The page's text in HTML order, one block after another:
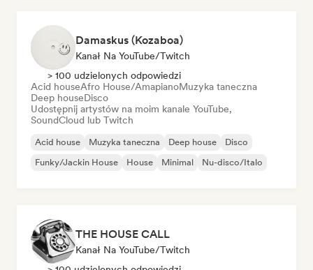
Damaskus (Kozaboa)
Kanał Na YouTube/Twitch
> 100 udzielonych odpowiedzi
Acid houseAfro House/AmapianoMuzyka taneczna
Deep houseDisco
Udostępnij artystów na moim kanale YouTube,
SoundCloud lub Twitch
Acid house Muzyka taneczna Deep house
Disco
Funky/Jackin House
House Minimal Nu-disco/Italo
THE HOUSE CALL
Kanał Na YouTube/Twitch